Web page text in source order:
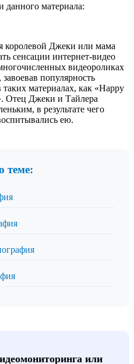
данного материала:
королевой Джеки или мама
сенсации интернет-видео
видеороликах
популярность
материалах, как «Happy
Отец Джеки и Тайлера
в результате чего
ею.
теме:
или